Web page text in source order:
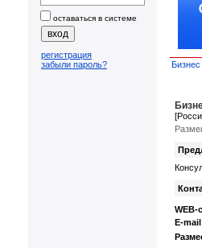
оставаться в системе
регистрация
забыли пароль?
WEB-
E-